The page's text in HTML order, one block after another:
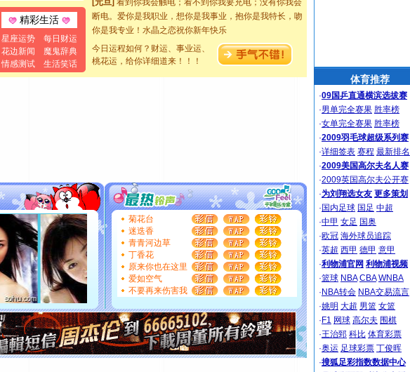
精彩生活
星座运势
每日财运
花边新闻
魔鬼辞典
情感测试
生活笑话
断电。爱你是我职业，想你是我事业，抱你是我特长，吻
你是我专业！水晶之恋祝你新年快乐
[元旦] 如果上天让我许三个愿望，一是今生今世和你在一
起；二是再生再世和你在一起；三是三生三世和你不再分
离。水晶之恋祝你新年快乐
[元旦]当我狠下心扭头离去那一刻，你在我身后无助地哭
送你一棵薰衣草，愿你新年快乐！
[圣诞节]圣诞节到了，想想没什么送给你的，又不打算给
你太多，只有给你五千万：千万快乐！千万要健康！千万
要平安！千万要知足！千万不要忘记我！
[圣诞节]不只这样的日子才会想起你,而是这样的日子才
能正大光明地骚扰你,告诉你,圣诞要快乐!新年要快乐!天天
都要快乐噢!
[圣诞节]奉上一颗祝福的心,在这个特别的日子里,愿幸福,
如意,快乐,鲜花,一切美好的祝愿与你同在.圣诞快乐!
[元旦]看到你我会触电；看不到你我要充电；没有你我会
断电。爱你是我职业，想你是我事业，抱你是我特长，吻
你是我专业！水晶之恋祝你新年快乐
[元旦]如果上天让我许三个愿望，一是今生今世和你在一
今日运程如何？财运、事业运、
桃花运，给你详细道来！！！
菊花台
迷迭香
青青河边草
丁香花
原来你也在这里
爱如空气
不要再来伤害我
体育推荐
·09国乒直通横滨选拔赛
·男单完全赛果 胜率榜
·女单完全赛果 胜率榜
·2009羽毛球超级系列赛
·详细签表 赛程 最新排名
·2009美国高尔夫名人赛
·2009英国高尔夫公开赛
·为刘翔选女友 更多策划
· 国内足球 国足 中超
·中甲 女足 国奥
·欧冠 海外球员追踪
·英超 西甲 德甲 意甲
·利物浦官网 利物浦视频
·篮球 NBA CBA WNBA
· NBA转会 NBA交易流言
·姚明 大超 男篮 女篮
· F1 网球 高尔夫 围棋
·王治郅 科比 体育彩票
·奥运 足球彩票 丁俊晖
·搜狐足彩指数数据中心